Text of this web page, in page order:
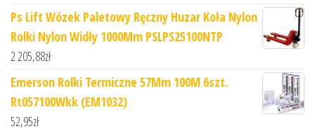
Ps Lift Wózek Paletowy Ręczny Huzar Koła Nylon
Rolki Nylon Widły 1000Mm PSLPS25100NTP
2 205,88zł
Emerson Rolki Termiczne 57Mm 100M 6szt.
Rt057100Wkk (EM1032)
52,95zł